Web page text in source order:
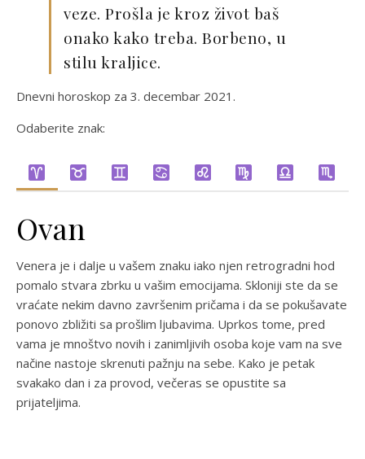
veze. Prošla je kroz život baš
onako kako treba. Borbeno, u
stilu kraljice.
Dnevni horoskop za 3. decembar 2021.
Odaberite znak:
Ovan
Venera je i dalje u vašem znaku iako njen retrogradni hod
pomalo stvara zbrku u vašim emocijama. Skloniji ste da se
vraćate nekim davno završenim pričama i da se pokušavate
ponovo zbližiti sa prošlim ljubavima. Uprkos tome, pred
vama je mnoštvo novih i zanimljivih osoba koje vam na sve
načine nastoje skrenuti pažnju na sebe. Kako je petak
svakako dan i za provod, večeras se opustite sa
prijateljima.